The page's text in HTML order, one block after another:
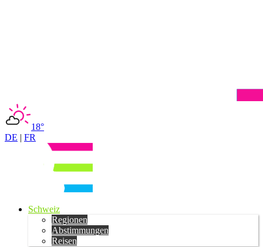
18°
DE | FR
Schweiz
Regionen
Abstimmungen
Reisen